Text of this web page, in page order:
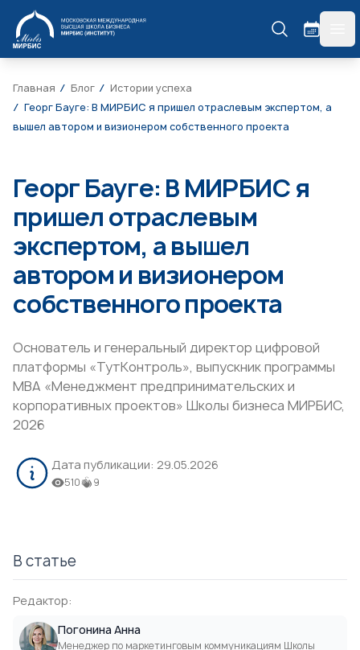
МИРБИС
Главная Блог
Истории успеха
Георг Бауге: В МИРБИС я пришел отраслевым экспертом, а
вышел автором и визионером собственного проекта
Георг Бауге: В МИРБИС я
пришел отраслевым
экспертом, а вышел
автором и визионером
собственного проекта
Основатель и генеральный директор цифровой
платформы «ТутКонтроль», выпускник программы
МВА «Менеджмент предпринимательских и
корпоративных проектов» Школы бизнеса МИРБИС,
2026
Дата публикации: 29.05.2026
510 9
В статье
Редактор:
Погонина Анна
Менеджер по маркетинговым коммуникациям Школы